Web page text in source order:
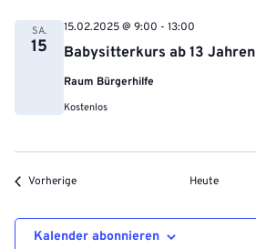
SA.
15 Babysitterkurs ab 13 Jahren
15.02.2025 @ 9:00 - 13:00
Raum Bürgerhilfe
Kostenlos
VorherigeVeranstaltungen Heute
Kalender abonnieren